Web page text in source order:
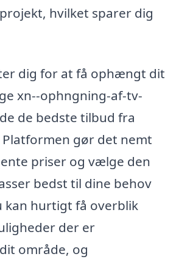
hvilket sparer dig
dig for at få ophængt dit
xn--ophngning-af-tv-
de bedste tilbud fra
gør det nemt
priser og vælge den
bedst til dine behov
kan hurtigt få overblik
der er
område, og